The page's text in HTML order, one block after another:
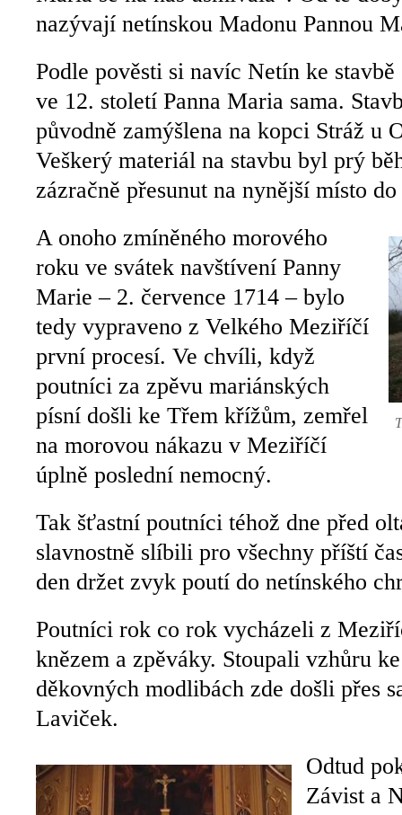
nazývají netínskou Madonu Pannou
Podle pověsti si navíc Netín ke
ve 12. století Panna Maria sama.
původně zamýšlena na kopci Stráž u
Veškerý materiál na stavbu byl prý
zázračně přesunut na nynější místo
A onoho zmíněného morového
roku ve svátek navštívení Panny
Marie – 2. července 1714 – bylo
tedy vypraveno z Velkého Meziříčí
první procesí. Ve chvíli, když
poutníci za zpěvu mariánských
písní došli ke Třem křížům, zemřel
na morovou nákazu v Meziříčí
úplně poslední nemocný.
Tak šťastní poutníci téhož dne před
slavnostně slíbili pro všechny příští
den držet zvyk poutí do netínského
Poutníci rok co rok vycházeli z
knězem a zpěváky. Stoupali vzhůru
děkovných modlibách zde došli přes
Laviček.
Odtud
Závist a